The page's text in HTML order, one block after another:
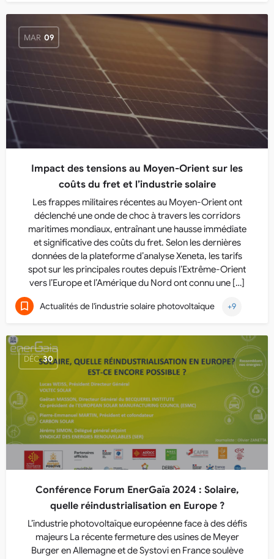
MAR 09
Impact des tensions au Moyen-Orient sur les
coûts du fret et l’industrie solaire
Les frappes militaires récentes au Moyen-Orient ont
déclenché une onde de choc à travers les corridors
maritimes mondiaux, entraînant une hausse immédiate
et significative des coûts du fret. Selon les dernières
données de la plateforme d’analyse Xeneta, les tarifs
spot sur les principales routes depuis l’Extrême-Orient
vers l’Europe et l’Amérique du Nord ont connu une […]
Actualités de l'industrie solaire photovoltaïque +9
DÉC 30
Conférence Forum EnerGaïa 2024 : Solaire,
quelle réindustrialisation en Europe ?
L’industrie photovoltaïque européenne face à des défis
majeurs La récente fermeture des usines de Meyer
Burger en Allemagne et de Systovi en France soulève